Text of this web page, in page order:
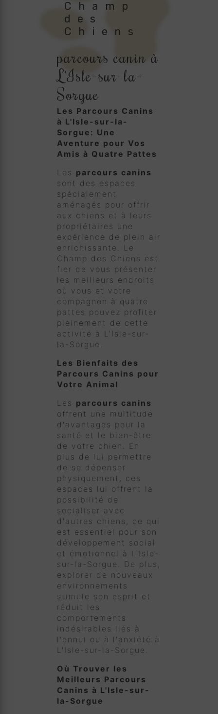
Champ
des
Chiens
parcours canin à
L'Isle-sur-la-
Sorgue
Les Parcours Canins
à L'Isle-sur-la-
Sorgue: Une
Aventure pour Vos
Amis à Quatre Pattes
Les parcours canins
sont des espaces
spécialement
aménagés pour offrir
aux chiens et à leurs
propriétaires une
expérience de plein air
enrichissante. Le
Champ des Chiens est
fier de vous présenter
les meilleurs endroits
où vous et votre
compagnon à quatre
pattes pouvez profiter
pleinement de cette
activité à L'Isle-sur-
la-Sorgue.
Les Bienfaits des
Parcours Canins pour
Votre Animal
Les parcours canins
offrent une multitude
d'avantages pour la
santé et le bien-être
de votre chien. En
plus de lui permettre
de se dépenser
physiquement, ces
espaces lui offrent la
possibilité de
socialiser avec
d'autres chiens, ce qui
est essentiel pour son
développement social
et émotionnel à L'Isle-
sur-la-Sorgue. De plus,
explorer de nouveaux
environnements
stimule son esprit et
réduit les
comportements
indésirables liés à
l'ennui ou à l'anxiété à
L'Isle-sur-la-Sorgue.
Où Trouver les
Meilleurs Parcours
Canins à L'Isle-sur-
la-Sorgue